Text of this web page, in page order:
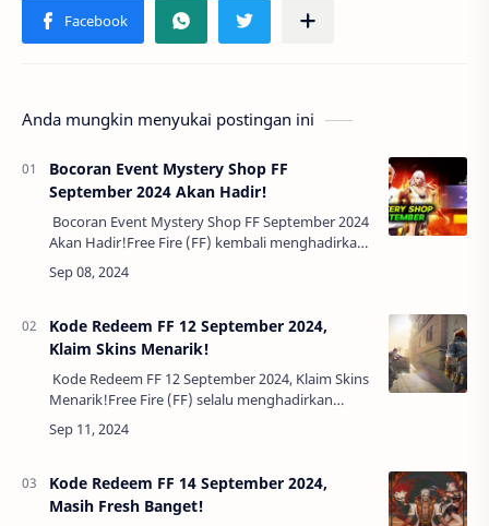
Anda mungkin menyukai postingan ini
Bocoran Event Mystery Shop FF
September 2024 Akan Hadir!
Bocoran Event Mystery Shop FF September 2024
Akan Hadir!Free Fire (FF) kembali menghadirkan
salah satu event yang paling ditunggu-tunggu
oleh para pemainnya, yaitu Mystery Sh…
Kode Redeem FF 12 September 2024,
Klaim Skins Menarik!
Kode Redeem FF 12 September 2024, Klaim Skins
Menarik!Free Fire (FF) selalu menghadirkan
beragam event dan hadiah menarik yang dapat
pemain klaim secara gratis menggunakan ko…
Kode Redeem FF 14 September 2024,
Masih Fresh Banget!